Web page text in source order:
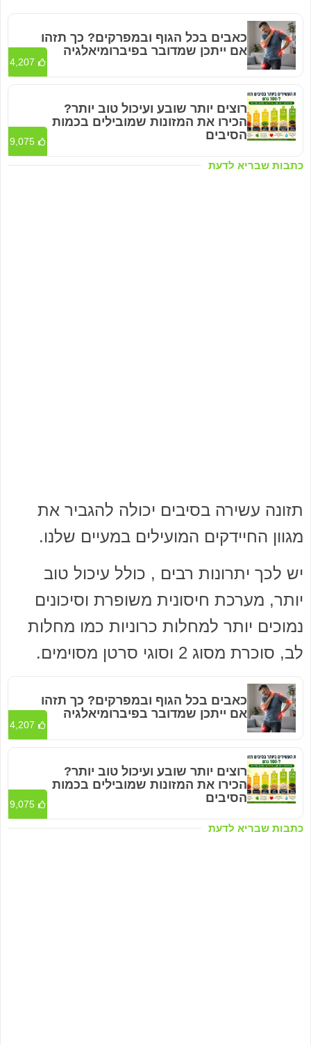
כתבות שבריא לדעת
כאבים בכל הגוף ובמפרקים? כך תזהו
אם ייתכן שמדובר בפיברומיאלגיה
4,207
רוצים יותר שובע ועיכול טוב יותר?
הכירו את המזונות שמובילים בכמות
הסיבים
9,075
תזונה עשירה בסיבים יכולה להגביר את
מגוון החיידקים המועילים במעיים שלנו.
יש לכך יתרונות רבים , כולל עיכול טוב
יותר, מערכת חיסונית משופרת וסיכונים
נמוכים יותר למחלות כרוניות כמו מחלות
לב, סוכרת מסוג 2 וסוגי סרטן מסוימים.
כתבות שבריא לדעת
כאבים בכל הגוף ובמפרקים? כך תזהו
אם ייתכן שמדובר בפיברומיאלגיה
4,207
רוצים יותר שובע ועיכול טוב יותר?
הכירו את המזונות שמובילים בכמות
הסיבים
9,075